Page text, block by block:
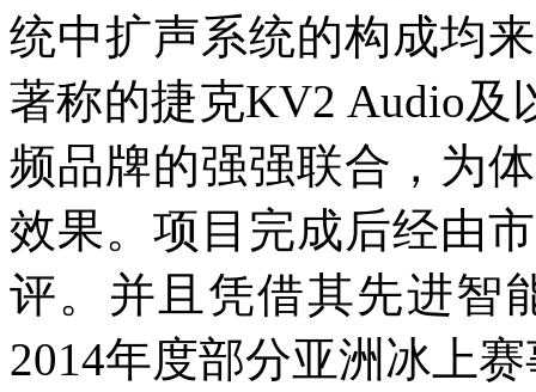
统中扩声系统的构成均
著称的捷克KV2 Audio及
频品牌的强强联合，为
效果。项目完成后经由
评。并且凭借其先进智
2014年度部分亚洲冰上